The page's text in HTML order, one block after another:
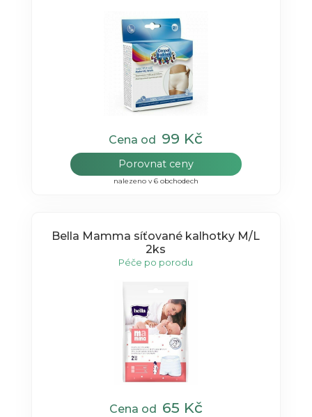
Cena od 99 Kč
Porovnat ceny
nalezeno v 6 obchodech
Bella Mamma síťované kalhotky M/L
2ks
Péče po porodu
Cena od 65 Kč